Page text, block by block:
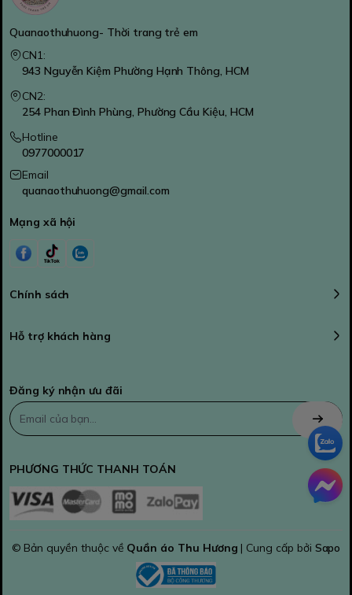
Quanaothuhuong- Thời trang trẻ em
CN1:
943 Nguyễn Kiệm Phường Hạnh Thông, HCM
CN2:
254 Phan Đình Phùng, Phường Cầu Kiệu, HCM
Hotline
0977000017
Email
quanaothuhuong@gmail.com
Mạng xã hội
Chính sách
Hỗ trợ khách hàng
Đăng ký nhận ưu đãi
PHƯƠNG THỨC THANH TOÁN
© Bản quyền thuộc về Quần áo Thu Hương | Cung cấp bởi Sapo